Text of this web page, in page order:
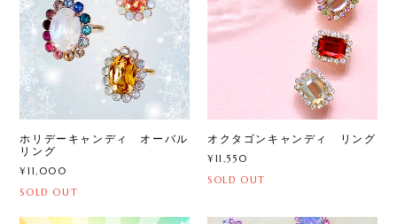
ホリデーキャンディ オーバル
リング
¥11,000
SOLD OUT
オクタゴンキャンディ リング
¥11,550
SOLD OUT